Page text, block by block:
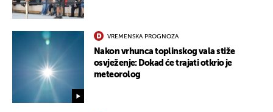
VREMENSKA PROGNOZA
Nakon vrhunca toplinskog vala stiže
osvježenje: Dokad će trajati otkrio je
meteorolog